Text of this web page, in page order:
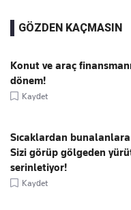
GÖZDEN KAÇMASIN
Konut ve araç
dönem!
Kaydet
Sıcaklardan
Sizi görüp gölgeden
serinletiyor!
Kaydet